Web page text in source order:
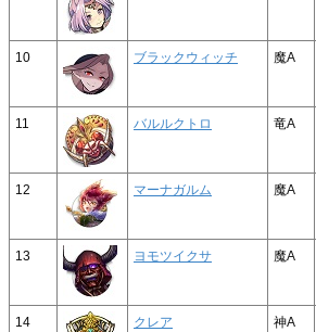
10 ブラックウィッチ 魔A
11 バルルクトロ 竜A
12 マーナガルム 魔A
13 ヨモツイクサ 魔A
14 クレア 神A